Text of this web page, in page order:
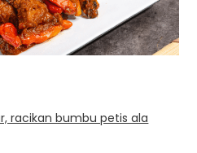
racikan bumbu petis ala